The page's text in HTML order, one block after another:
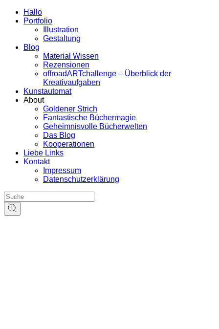
Hallo
Portfolio
Illustration
Gestaltung
Blog
Material Wissen
Rezensionen
offroadARTchallenge – Überblick der
Kreativaufgaben
Kunstautomat
About
Goldener Strich
Fantastische Büchermagie
Geheimnisvolle Bücherwelten
Das Blog
Kooperationen
Liebe Links
Kontakt
Impressum
Datenschutzerklärung